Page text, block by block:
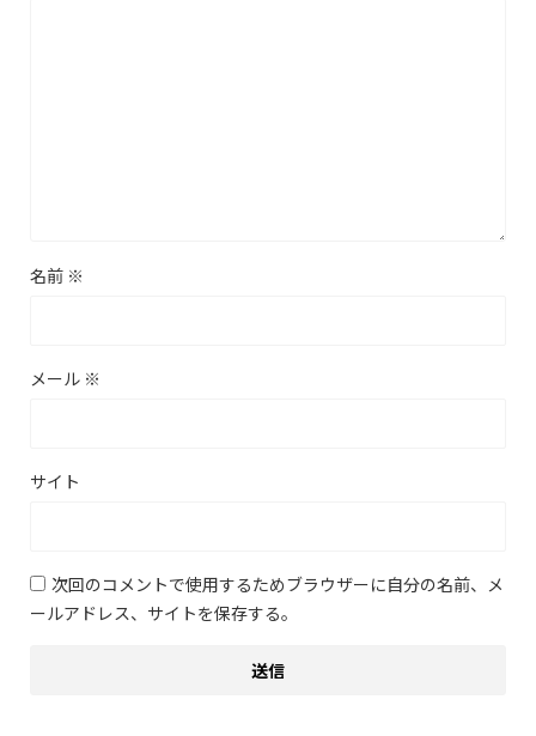
名前 ※
メール ※
サイト
次回のコメントで使用するためブラウザーに自分の名前、メ
ールアドレス、サイトを保存する。